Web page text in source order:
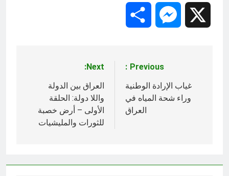
Messenger
المقالات
Previous:
غياب الإرادة الوطنية
وراء شحة المياه في
العراق
Next:
العراق بين الدولة
واللا دولة: الحلقة
الأولى – أرض خصبة
للثورات والمليشيات